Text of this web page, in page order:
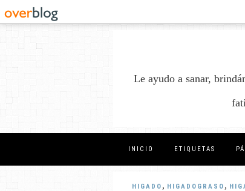
Le ayudo a sanar,
INICIO ETIQUETAS
HIGADO , HIGADOGRASO ,